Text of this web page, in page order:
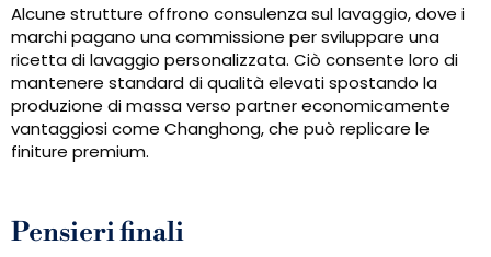
Alcune strutture offrono consulenza sul lavaggio, dove i
marchi pagano una commissione per sviluppare una
ricetta di lavaggio personalizzata. Ciò consente loro di
mantenere standard di qualità elevati spostando la
produzione di massa verso partner economicamente
vantaggiosi come Changhong, che può replicare le
finiture premium.
Pensieri finali